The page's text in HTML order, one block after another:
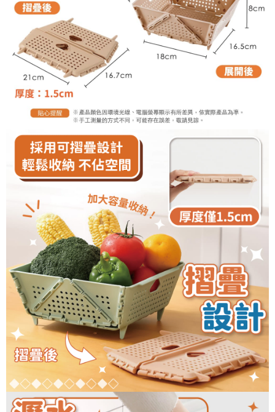
權轉讓予恩沛科技股份有限公司。
２．關於個人資料處理事宜，請瀏覽以下網址：
https://aftee.tw/terms/#terms3
３．未成年的使用者請事先徵得法定代理人或監護人之同意方可使用
「AFTEE先享後付」，若未經同意申辦者引起之損失，本公司不負相關責
任。
４．使用「AFTEE先享後付」時，將依據個別帳號之用戶狀況，依本公司即
時審查核予不同之上限額度；若仍有額度不足之情形，本公司將視審查結果
請求用戶進行身份認證。
恩沛科技股份有限公司將有權停止該用戶之使用額度並採取法律行動。